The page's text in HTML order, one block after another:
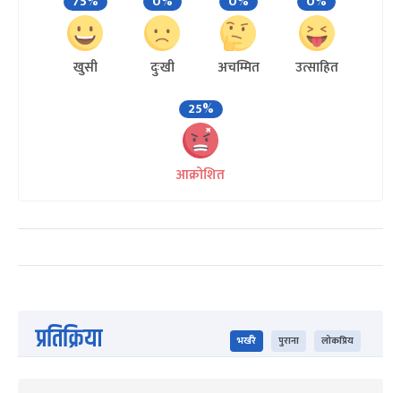
खुसी दुःखी अचम्मित
उत्साहित
25%
आक्रोशित
प्रतिक्रिया भर्खरै पुराना लोकप्रिय